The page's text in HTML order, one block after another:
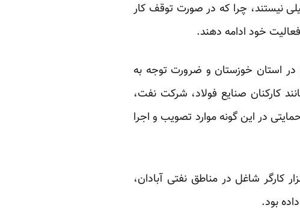
نیستند، چرا که در صورت توقف کار
خود ادامه دهند.
در استان خوزستان و ضرورت توجه به
کارکنان صنایع فولاد، شرکت نفت،
در این گونه موارد تصویب و اجرا
آبان‌ماه نیز یک فعال کارگری خوزستانی نسبت به تهدید سلامت بیش از ۱۵ هزار کارگر شاغل در مناطق نفتی آبادان،
داده بود.